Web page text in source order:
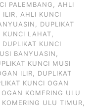
PALEMBANG, AHLI
ILIR, AHLI KUNCI
, DUPLIKAT
KUNCI LAHAT,
DUPLIKAT KUNCI
BANYUASIN,
KUNCI MUSI
ILIR, DUPLIKAT
KUNCI OGAN
KOMERING ULU
ULU TIMUR,